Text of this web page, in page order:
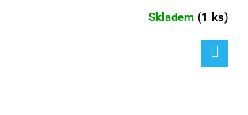
Skladem (1 ks)